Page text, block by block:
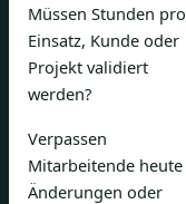
Müssen Stunden pro
Einsatz, Kunde oder
Projekt validiert
werden?
Verpassen
Mitarbeitende heute
Änderungen oder